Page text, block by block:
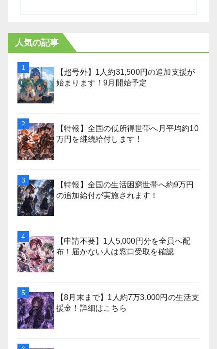
人気の記事
【超号外】1人約31,500円の追加支援が
始まります！9月開始予定
【特報】全国の低所得世帯へ月平均約10
万円を継続給付します！
【特報】全国の生活困窮世帯へ約9万円
の追加給付が実施されます！
【申請不要】1人5,000円分を全員へ配
布！届かない人は窓口受取を確認
【8月末まで】1人約7万3,000円の生活支
援金！詳細はこちら